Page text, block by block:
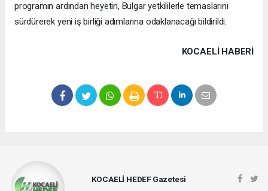
programın ardından heyetin, Bulgar yetkililerle temaslarını
sürdürerek yeni iş birliği adımlarına odaklanacağı bildirildi.
KOCAELI HABERİ
KOCAELİ HEDEF Gazetesi